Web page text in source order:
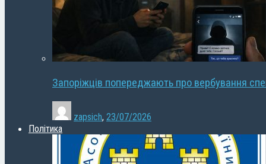
Запоріжців попереджають про вербування
zapsich, 23/07/2026
Політика